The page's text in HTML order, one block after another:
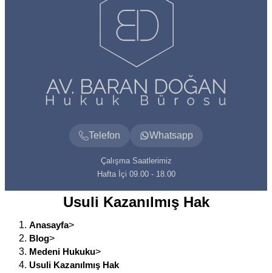
Telefon Whatsapp
Çalışma Saatlerimiz
Hafta İçi 09.00 - 18.00
Usuli Kazanılmış Hak
Anasayfa>
Blog>
Medeni Hukuku>
Usuli Kazanılmış Hak